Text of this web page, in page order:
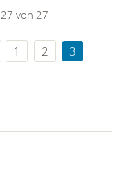
von 27
1 2 3